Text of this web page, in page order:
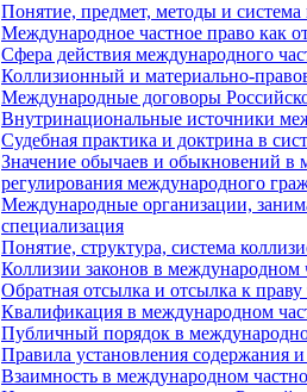
Понятие, предмет, методы и
Международное частное право как
Сфера действия международного
Коллизионный и материально-
Международные договоры
Внутринациональные источники
Судебная практика и доктрина в
Значение обычаев и обыкновений
регулирования международного
Международные организации,
специализация
Понятие, структура, система
Коллизии законов в
Обратная отсылка и отсылка к праву
Квалификация в международном
Публичный порядок в
Правила установления содержания
Взаимность в международном